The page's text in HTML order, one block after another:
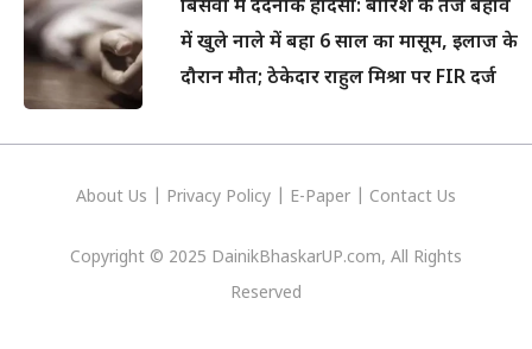
बिसवां में दर्दनाक हादसा: बारिश के तेज बहाव
में खुले नाले में बहा 6 साल का मासूम, इलाज के
दौरान मौत; ठेकेदार राहुल मिश्रा पर FIR दर्ज
About Us Privacy Policy E-Paper Contact Us
Copyright © 2025 DainikBhaskarUP.com, All Rights
Reserved